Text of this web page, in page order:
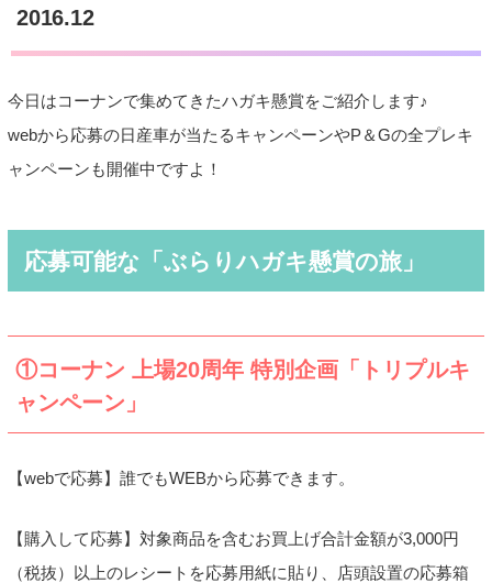
2016.12
今日はコーナンで集めてきたハガキ懸賞をご紹介します♪
webから応募の日産車が当たるキャンペーンやP＆Gの全プレキ
ャンペーンも開催中ですよ！
応募可能な「ぶらりハガキ懸賞の旅」
①コーナン 上場20周年 特別企画「トリプルキ
ャンペーン」
【webで応募】誰でもWEBから応募できます。
【購入して応募】対象商品を含むお買上げ合計金額が3,000円
（税抜）以上のレシートを応募用紙に貼り、店頭設置の応募箱